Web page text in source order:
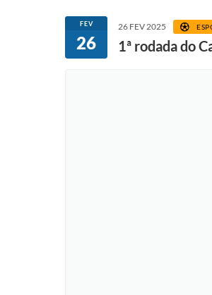
FEV
26
26 FEV 2025
1ª rodada do